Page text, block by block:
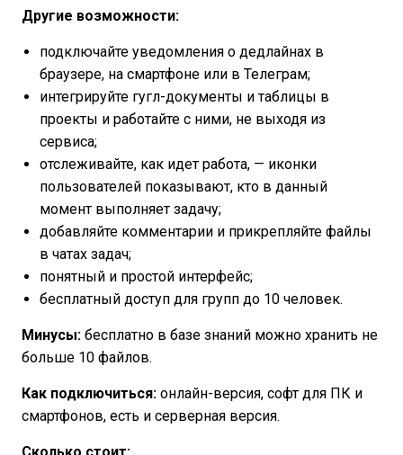
Другие возможности:
подключайте уведомления о дедлайнах в
браузере, на смартфоне или в Телеграм;
интегрируйте гугл-документы и таблицы в
проекты и работайте с ними, не выходя из
сервиса;
отслеживайте, как идет работа, — иконки
пользователей показывают, кто в данный
момент выполняет задачу;
добавляйте комментарии и прикрепляйте файлы
в чатах задач;
понятный и простой интерфейс;
бесплатный доступ для групп до 10 человек.
Минусы: бесплатно в базе знаний можно хранить не
больше 10 файлов.
Как подключиться: онлайн-версия, софт для ПК и
смартфонов, есть и серверная версия.